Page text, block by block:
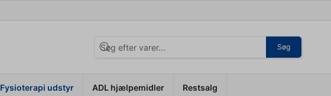
Søg
Fysioterapi udstyr ADL hjælpemidler Restsalg